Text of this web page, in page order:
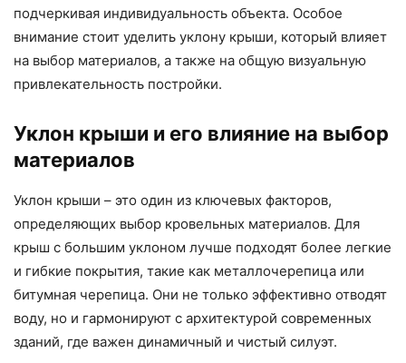
подчеркивая индивидуальность объекта. Особое
внимание стоит уделить уклону крыши, который влияет
на выбор материалов, а также на общую визуальную
привлекательность постройки.
Уклон крыши и его влияние на выбор
материалов
Уклон крыши – это один из ключевых факторов,
определяющих выбор кровельных материалов. Для
крыш с большим уклоном лучше подходят более легкие
и гибкие покрытия, такие как металлочерепица или
битумная черепица. Они не только эффективно отводят
воду, но и гармонируют с архитектурой современных
зданий, где важен динамичный и чистый силуэт.